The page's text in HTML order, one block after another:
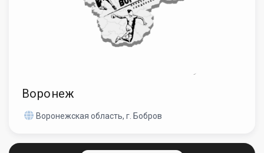
Воронеж
Воронежская область, г. Бобров